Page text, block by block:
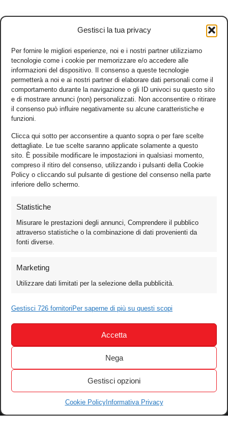
Gestisci la tua privacy
Per fornire le migliori esperienze, noi e i nostri partner utilizziamo
tecnologie come i cookie per memorizzare e/o accedere alle
informazioni del dispositivo. Il consenso a queste tecnologie
permetterà a noi e ai nostri partner di elaborare dati personali come il
comportamento durante la navigazione o gli ID univoci su questo sito
e di mostrare annunci (non) personalizzati. Non acconsentire o ritirare
il consenso può influire negativamente su alcune caratteristiche e
funzioni.
Clicca qui sotto per acconsentire a quanto sopra o per fare scelte
dettagliate. Le tue scelte saranno applicate solamente a questo
sito. È possibile modificare le impostazioni in qualsiasi momento,
compreso il ritiro del consenso, utilizzando i pulsanti della Cookie
Policy o cliccando sul pulsante di gestione del consenso nella parte
inferiore dello schermo.
Statistiche
Misurare le prestazioni degli annunci, Comprendere il pubblico
attraverso statistiche o la combinazione di dati provenienti da
fonti diverse.
Marketing
Utilizzare dati limitati per la selezione della pubblicità.
Gestisci 726 fornitori Per saperne di più su questi scopi
Accetta
Nega
Gestisci opzioni
Cookie PolicyInformativa Privacy
Games
Test
Audio
Festival & Concorsi
Iscriviti alla newsletter